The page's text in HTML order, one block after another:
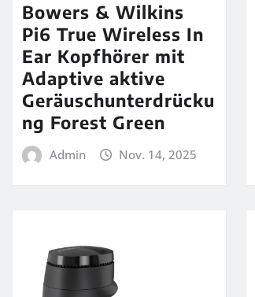
Bowers & Wilkins
Pi6 True Wireless In
Ear Kopfhörer mit
Adaptive aktive
Geräuschunterdrücku
ng Forest Green
Admin Nov. 14, 2025